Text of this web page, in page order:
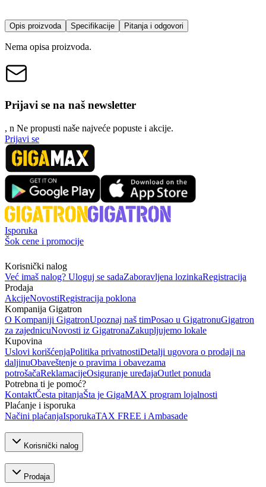
Opis proizvoda Specifikacije Pitanja i odgovori
Nema opisa proizvoda.
Prijavi se na naš newsletter
, n Ne propusti naše najveće popuste i akcije.
Prijavi se
Isporuka
Šok cene i promocije
Korisnički nalog
Već imaš nalog? Uloguj se sadaZaboravljena lozinkaRegistracija
Prodaja
AkcijeNovostiRegistracija poklona
Kompanija Gigatron
O Kompaniji GigatronUpoznaj naš timPosao u GigatronuGigatron
za zajednicuNovosti iz GigatronaZakupljujemo lokale
Kupovina
Uslovi korišćenjaPolitika privatnostiDetalji ugovora o prodaji na
daljinuObaveštenje o pravima i obavezama
potrošačaReklamacijeOsiguranje uređajaOutlet ponuda
Potrebna ti je pomoć?
KontaktČesta pitanjaŠta je GigaMAX program lojalnosti
Plaćanje i isporuka
Načini plaćanjaIsporukaTAX FREE i Ambasade
Korisnički nalog
Prodaja